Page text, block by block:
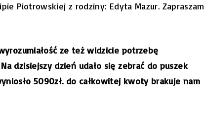
Piotrowskiej z rodziny: Edyta Mazur. Zapraszam
ze też widzicie potrzebę
dzisiejszy dzień udało się zebrać do puszek
5090zł. do całkowitej kwoty brakuje nam